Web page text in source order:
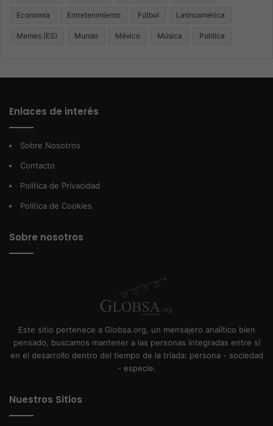
Economía Entretenimiento Fútbol Latinoamérica
Memes (ES) Mundo México Música Politica
Enlaces de interés
Sobre Nosotros
Contacto
Política de Privacidad
Política de Cookies
Sobre nosotros
Este sitio pertenece a Globsa.org, un mensajero analítico bien
pensado, buscamos mantener a las personas integradas entre sí
en el desarrollo dentro del tiempo de la tríada: persona - sociedad
- especie.
Nuestros Sitios